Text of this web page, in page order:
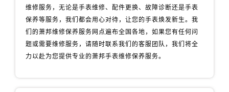
维修服务，无论是手表维修、配件更换、故障诊断还是手表
保养等服务，我们都会用心对待，让您的手表焕发新生。我
们的萧邦维修保养服务网点遍布全国各地，如果您有任何问
题或需要维修服务，请随时联系我们的客服团队，我们将全
力以赴为您提供专业的萧邦手表维修保养服务。